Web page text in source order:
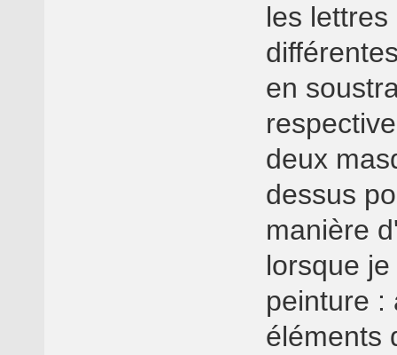
les
en
deux
dessus
manière
lorsque
peinture :
éléments